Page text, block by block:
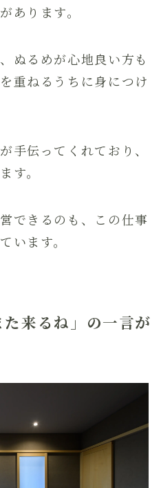
あります。
ぬるめが心地良い方も
重ねるうちに身につけ
手伝ってくれており、
す。
できるのも、この仕事
います。
来るね」の一言が